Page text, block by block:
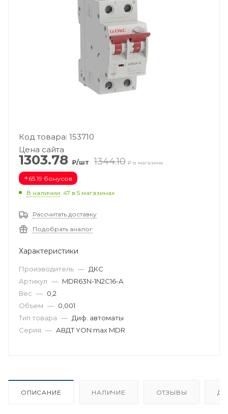
Код товара: 153710
Цена сайта
1303.78 ₽/шт 1344.10 ₽ в магазине
+65.19 бонусов
В наличии: 47 в 5 магазинах
Рассчитать доставку
Подобрать аналог
Характеристики
Производитель — ДКС
Артикул — MDR63N-1N2C16-A
Вес — 0,2
Объем — 0,001
Тип товара — Диф. автоматы
Серия — АВДТ YON max MDR
ОПИСАНИЕ НАЛИЧИЕ ОТЗЫВЫ